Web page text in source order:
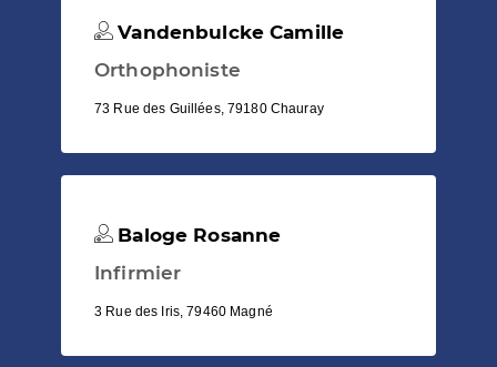
Vandenbulcke Camille
Orthophoniste
73 Rue des Guillées, 79180 Chauray
Baloge Rosanne
Infirmier
3 Rue des Iris, 79460 Magné